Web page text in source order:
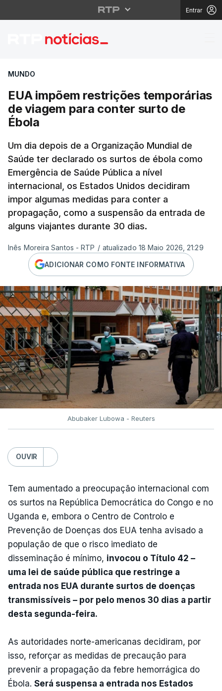
Entrar
EUA impõem
MUNDO
EUA impõem restrições temporárias
de viagem para conter surto de
Ébola
Um dia depois de a Organização Mundial de
Saúde ter declarado os surtos de ébola como
Emergência de Saúde Pública a nível
internacional, os Estados Unidos decidiram
impor algumas medidas para conter a
propagação, como a suspensão da entrada de
alguns viajantes durante 30 dias.
Inês Moreira Santos - RTP / atualizado 18 Maio 2026, 21:29
ADICIONAR COMO FONTE INFORMATIVA
Abubaker Lubowa - Reuters
OUVIR
Tem aumentado a preocupação internacional com
os surtos na República Democrática do Congo e no
Uganda e, embora o Centro de Controlo e
Prevenção de Doenças dos EUA tenha avisado a
população de que o risco imediato de
disseminação é mínimo, invocou o Título 42 –
uma lei de saúde pública que restringe a
entrada nos EUA durante surtos de doenças
transmissíveis – por pelo menos 30 dias a partir
desta segunda-feira.
As autoridades norte-americanas decidiram, por
isso, reforçar as medidas de precaução para
prevenir a propagação da febre hemorrágica do
Ébola. Será suspensa a entrada nos Estados